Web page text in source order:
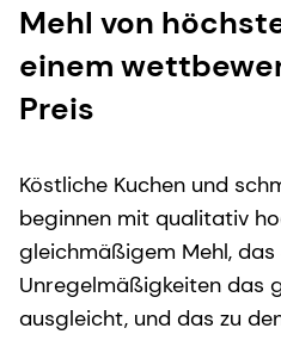
Mehl von
einem
Preis
Köstliche Kuchen und
beginnen mit qualitativ
gleichmäßigem Mehl,
Unregelmäßigkeiten das
ausgleicht, und das zu